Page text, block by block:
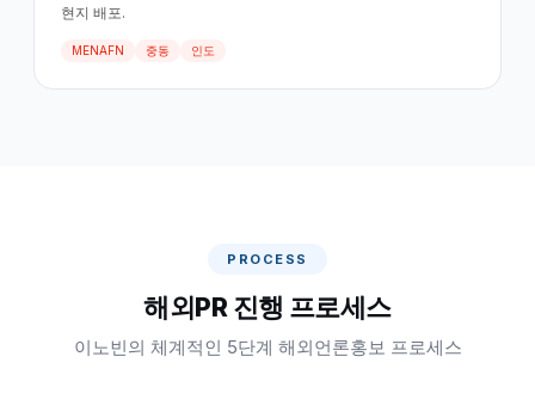
현지 배포.
MENAFN 중동 인도
PROCESS
해외PR 진행 프로세스
이노빈의 체계적인 5단계 해외언론홍보 프로세스